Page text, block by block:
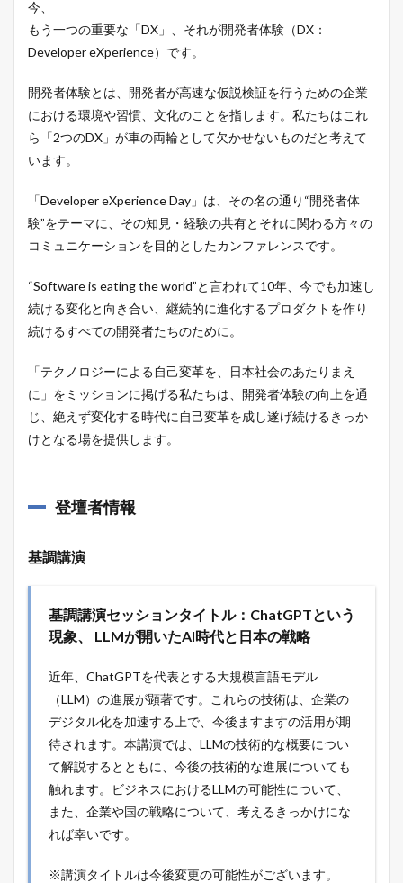
今、
もう一つの重要な「DX」、それが開発者体験（DX：
Developer eXperience）です。
開発者体験とは、開発者が高速な仮説検証を行うための企業
における環境や習慣、文化のことを指します。私たちはこれ
ら「2つのDX」が車の両輪として欠かせないものだと考えて
います。
「Developer eXperience Day」は、その名の通り“開発者体
験”をテーマに、その知見・経験の共有とそれに関わる方々の
コミュニケーションを目的としたカンファレンスです。
“Software is eating the world”と言われて10年、今でも加速し
続ける変化と向き合い、継続的に進化するプロダクトを作り
続けるすべての開発者たちのために。
「テクノロジーによる自己変革を、日本社会のあたりまえ
に」をミッションに掲げる私たちは、開発者体験の向上を通
じ、絶えず変化する時代に自己変革を成し遂げ続けるきっか
けとなる場を提供します。
登壇者情報
基調講演
基調講演セッションタイトル：ChatGPTという
現象、 LLMが開いたAI時代と日本の戦略
近年、ChatGPTを代表とする大規模言語モデル
（LLM）の進展が顕著です。これらの技術は、企業の
デジタル化を加速する上で、今後ますますの活用が期
待されます。本講演では、LLMの技術的な概要につい
て解説するとともに、今後の技術的な進展についても
触れます。ビジネスにおけるLLMの可能性について、
また、企業や国の戦略について、考えるきっかけにな
れば幸いです。
※講演タイトルは今後変更の可能性がございます。